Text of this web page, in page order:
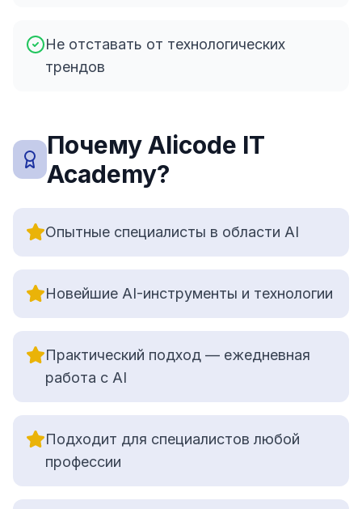
Не отставать от технологических
трендов
Почему Alicode IT
Academy?
Опытные специалисты в области AI
Новейшие AI-инструменты и технологии
Практический подход — ежедневная
работа с AI
Подходит для специалистов любой
профессии